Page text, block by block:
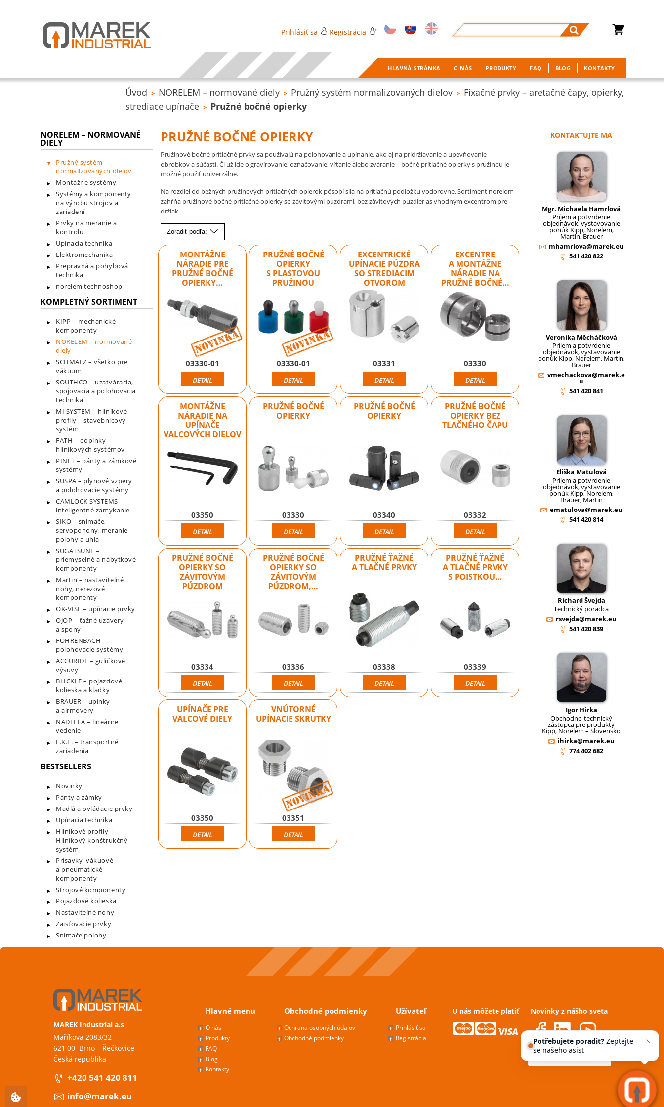
Prihlásiť sa Registrácia
HLAVNÁ STRÁNKA O NÁS PRODUKTY FAQ BLOG KONTAKTY
Úvod > NORELEM – normované diely > Pružný systém normalizovaných dielov > Fixačné prvky – aretačné čapy, opierky,
strediace upínače > Pružné bočné opierky
NORELEM – NORMOVANÉ
DIELY
Pružný systém
normalizovaných dielov
Montážne systémy
Systémy a komponenty
na výrobu strojov a
zariadení
Prvky na meranie a
kontrolu
Upínacia technika
Elektromechanika
Prepravná a pohybová
technika
norelem technoshop
KOMPLETNÝ SORTIMENT
KIPP – mechanické
komponenty
NORELEM – normované
diely
SCHMALZ – všetko pre
vákuum
SOUTHCO – uzatváracia,
spojovacia a polohovacia
technika
MI SYSTEM – hliníkové
profily – stavebnicový
systém
FATH – doplnky
hliníkových systémov
PINET – pánty a zámkové
systémy
SUSPA – plynové vzpery
a polohovacie systémy
CAMLOCK SYSTEMS –
inteligentné zamykanie
SIKO – snímače,
servopohony, meranie
polohy a uhla
SUGATSUNE –
priemyselné a nábytkové
komponenty
Martin – nastaviteľné
nohy, nerezové
komponenty
OK-VISE – upínacie prvky
OJOP – ťažné uzávery
a spony
FÖHRENBACH –
polohovacie systémy
ACCURIDE – guličkové
výsuvy
BLICKLE – pojazdové
kolieska a kladky
BRAUER – upínky
a airmovery
NADELLA – lineárne
vedenie
L.K.E. – transportné
zariadenia
BESTSELLERS
Novinky
Pánty a zámky
Madlá a ovládacie prvky
Upínacia technika
Hliníkové profily |
Hliníkový konštrukčný
systém
Prísavky, vákuové
a pneumatické
komponenty
Strojové komponenty
Pojazdové kolieska
Nastaviteľné nohy
Zaisťovacie prvky
Snímače polohy
PRUŽNÉ BOČNÉ OPIERKY
Pružinové bočné prítlačné prvky sa používajú na polohovanie a upínanie, ako aj na pridržiavanie a upevňovanie
obrobkov a súčastí. Či už ide o gravírovanie, označovanie, vŕtanie alebo zváranie – bočné prítlačné opierky s pružinou je
možné použiť univerzálne.
Na rozdiel od bežných pružinových prítlačných opierok pôsobí sila na prítlačnú podložku vodorovne. Sortiment norelom
zahŕňa pružinové bočné prítlačné opierky so závitovými puzdrami, bez závitových puzdier as vhodným excentrom pre
držiak.
Zoradiť podľa:
MONTÁŽNE
NÁRADIE PRE
PRUŽNÉ BOČNÉ
OPIERKY…
Novinka
03330-01
DETAIL
PRUŽNÉ BOČNÉ
OPIERKY
S PLASTOVOU
PRUŽINOU
Novinka
03330-01
DETAIL
EXCENTRICKÉ
UPÍNACIE PÚZDRA
SO STREDIACIM
OTVOROM
03331
DETAIL
EXCENTRE
A MONTÁŽNE
NÁRADIE NA
PRUŽNÉ BOČNÉ…
03330
DETAIL
MONTÁŽNE
NÁRADIE NA
UPÍNAČE
VALCOVÝCH DIELOV
03350
DETAIL
PRUŽNÉ BOČNÉ
OPIERKY
03330
DETAIL
PRUŽNÉ BOČNÉ
OPIERKY
03340
DETAIL
PRUŽNÉ BOČNÉ
OPIERKY BEZ
TLAČNÉHO ČAPU
03332
DETAIL
PRUŽNÉ BOČNÉ
OPIERKY SO
ZÁVITOVÝM
PÚZDROM
03334
DETAIL
PRUŽNÉ BOČNÉ
OPIERKY SO
ZÁVITOVÝM
PÚZDROM,…
03336
DETAIL
PRUŽNÉ ŤAŽNÉ
A TLAČNÉ PRVKY
03338
DETAIL
PRUŽNÉ ŤAŽNÉ
A TLAČNÉ PRVKY
S POISTKOU…
03339
DETAIL
UPÍNAČE PRE
VALCOVÉ DIELY
03350
DETAIL
VNÚTORNÉ
UPÍNACIE SKRUTKY
03351
DETAIL
KONTAKTUJTE MA
Mgr. Michaela Hamrlová
Príjem a potvrdenie
objednávok, vystavovanie
ponúk Kipp, Norelem,
Martin, Brauer
mhamrlova@marek.eu
541 420 822
Veronika Měcháčková
Príjem a potvrdenie
objednávok, vystavovanie
ponúk Kipp, Norelem, Martin,
Brauer
vmechackova@marek.e
u
541 420 841
Eliška Matulová
Príjem a potvrdenie
objednávok, vystavovanie
ponúk Kipp, Norelem,
Brauer, Martin
ematulova@marek.eu
541 420 814
Richard Švejda
Technický poradca
rsvejda@marek.eu
541 420 839
Igor Hirka
Obchodno-technický
zástupca pre produkty
Kipp, Norelem – Slovensko
ihirka@marek.eu
774 402 682
MAREK Industrial a.s
Maříkova 2083/32
621 00 Brno – Řečkovice
Česká republika
+420 541 420 811
info@marek.eu
Hlavné menu
O nás
Produkty
FAQ
Blog
Kontakty
Obchodné podmienky
Ochrana osobných údajov
Obchodné podmienky
Užívateľ
Prihlásiť sa
Registrácia
U nás môžete platiť Novinky z nášho sveta
Potřebujete poradit? Zeptejte
se našeho asistenta